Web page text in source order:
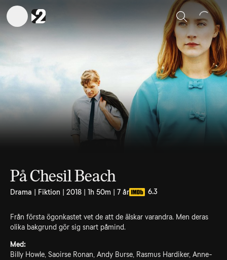
Sök
På Chesil Beach
Drama | Fiktion | 2018 | 1h 50m | 7 år 6.3
Från första ögonkastet vet de att de älskar varandra. Men deras
olika bakgrund gör sig snart påmind.
Med:
Billy Howle, Saoirse Ronan, Andy Burse, Rasmus Hardiker, Anne-